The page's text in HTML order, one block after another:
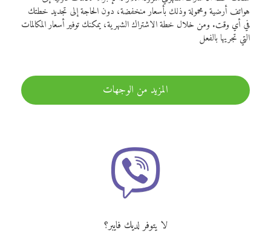
هواتف أرضية ومحمولة وذلك بأسعار منخفضة، دون الحاجة إلى تجديد خطتك
في أي وقت. ومن خلال خطة الاشتراك الشهرية، يمكنك توفير أسعار المكالمات
التي تجريها بالفعل
المزيد من الوجهات
لا يتوفر لديك فايبر؟